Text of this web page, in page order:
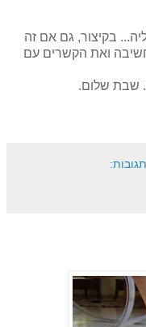
בקיצור, גם אם זה
ואת הקשרים עם
שבת שלום.